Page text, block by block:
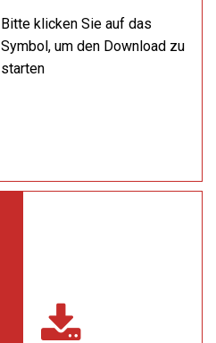
Bitte klicken Sie auf das
Symbol, um den Download zu
starten